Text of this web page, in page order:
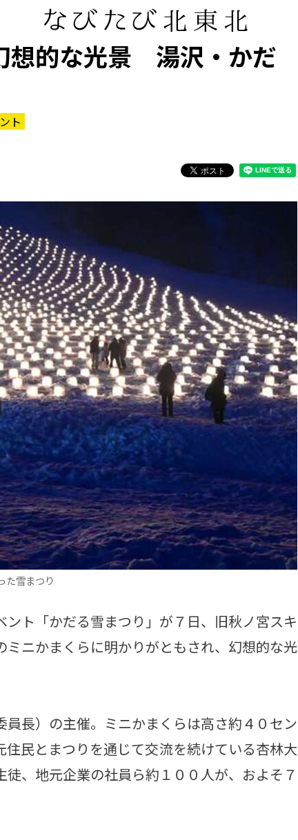
想的な光景 湯沢・かだ
ト
た雪まつり
ト「かだる雪まつり」が７日、旧秋ノ宮スキ
ニかまくらに明かりがともされ、幻想的な光
長）の主催。ミニかまくらは高さ約４０セン
民とまつりを通じて交流を続けている杏林大
徒、地元企業の社員ら約１００人が、およそ７